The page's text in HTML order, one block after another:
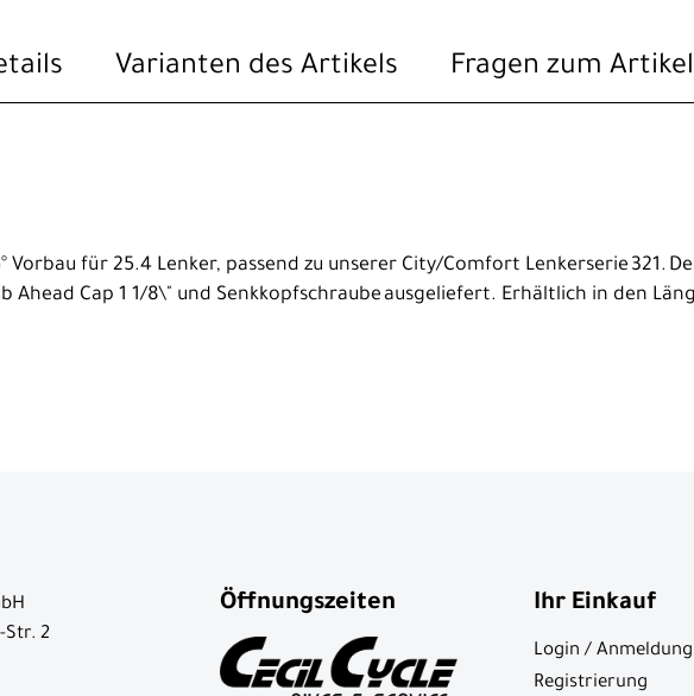
Varianten des Artikels Fragen zum Artikel
Vorbau für 25.4 Lenker, passend zu unserer City/Comfort Lenkerserie 321.
Ahead Cap 1 1/8\" und Senkkopfschraube ausgeliefert. Erhältlich in den
Str. 2
Öffnungszeiten Ihr Einkauf
Login / Anmeldung
Registrierung